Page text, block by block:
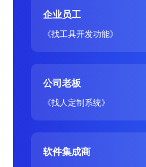
企业员工
《找工具开发功能》
公司老板
《找人定制系统》
软件集成商